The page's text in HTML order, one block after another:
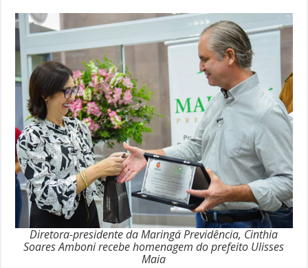
Diretora-presidente da Maringá Previdência, Cinthia
Soares Amboni recebe homenagem do prefeito Ulisses
Maia